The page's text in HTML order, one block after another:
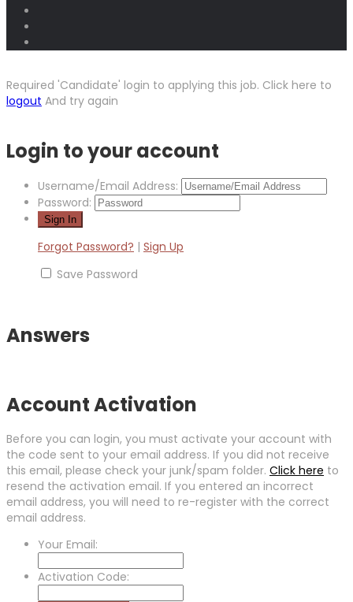
Required 'Candidate' login to applying this job. Click here to
logout And try again
Login to your account
Username/Email Address:
Password:
Forgot Password? | Sign Up
Save Password
Answers
Account Activation
Before you can login, you must activate your account with
the code sent to your email address. If you did not receive
this email, please check your junk/spam folder. Click here to
resend the activation email. If you entered an incorrect
email address, you will need to re-register with the correct
email address.
Your Email:
Activation Code: